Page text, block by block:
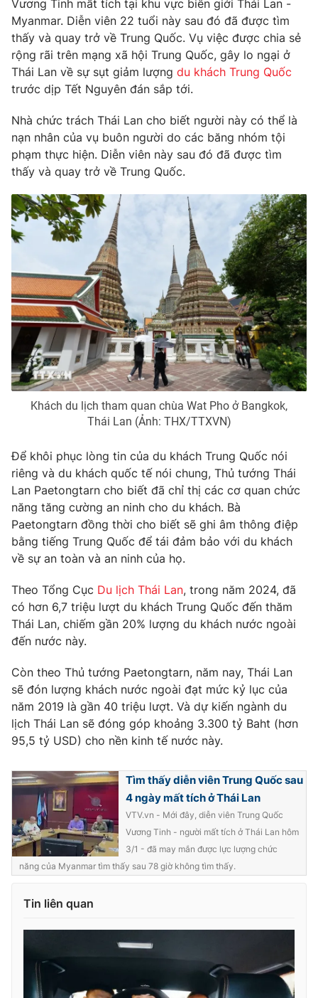
Góc doanh nghiệp
Truyền hình
Phim VTV
Hậu trường
Khán giả
Giải sao mai
Giải trí
Điện ảnh
Âm nhạc
Sao
Đời sống
Du lịch
Làm đẹp
Giáo dục
Tuyển sinh
Học trực tuyến
Công nghệ
Hitech Công nghệ tương lai
Sản phẩm
Thị trường
Tư vấn
Giao lưu trực tuyến
Lịch phát sóng
Chuyên mục khác
Emagazine Podcast
Photo Infographic
Shorts video
VTV Money VTV Thể thao
VTV Sức khoẻ Bất động sản
Thị trường 24h Tấm lòng Việt
VTV4 Vươn mình bằng AI
VTV9 VTV8
Liên hệ tòa soạn English
THỜI BÁO VTV
Theo dõi báo trên
Cơ quan chủ quản:Đài Truyền hình Việt Nam
Cơ quan báo chí:Thời báo VTV
Giấy phép hoạt động báo in và báo điện tử số 483/GP-BTTTT
cấp ngày 29/12/2023
Tổng Biên tập:Vũ Thanh Thủy
Nguyễn Thị Mỹ Hạnh, Phạm Quốc Thắng,
Nguyễn Trọng Ninh
Tổng đài VTV: 024.38 355 931 - 024.38 355 932
Vương Tinh mất tích tại khu vực biên giới Thái Lan -
Myanmar. Diễn viên 22 tuổi này sau đó đã được tìm
thấy và quay trở về Trung Quốc. Vụ việc được chia sẻ
rộng rãi trên mạng xã hội Trung Quốc, gây lo ngại ở
Thái Lan về sự sụt giảm lượng du khách Trung Quốc
trước dịp Tết Nguyên đán sắp tới.
Nhà chức trách Thái Lan cho biết người này có thể là
nạn nhân của vụ buôn người do các băng nhóm tội
phạm thực hiện. Diễn viên này sau đó đã được tìm
thấy và quay trở về Trung Quốc.
Khách du lịch tham quan chùa Wat Pho ở Bangkok,
Thái Lan (Ảnh: THX/TTXVN)
Để khôi phục lòng tin của du khách Trung Quốc nói
riêng và du khách quốc tế nói chung, Thủ tướng Thái
Lan Paetongtarn cho biết đã chỉ thị các cơ quan chức
năng tăng cường an ninh cho du khách. Bà
Paetongtarn đồng thời cho biết sẽ ghi âm thông điệp
bằng tiếng Trung Quốc để tái đảm bảo với du khách
về sự an toàn và an ninh của họ.
Theo Tổng Cục Du lịch Thái Lan, trong năm 2024, đã
có hơn 6,7 triệu lượt du khách Trung Quốc đến thăm
Thái Lan, chiếm gần 20% lượng du khách nước ngoài
đến nước này.
Còn theo Thủ tướng Paetongtarn, năm nay, Thái Lan
sẽ đón lượng khách nước ngoài đạt mức kỷ lục của
năm 2019 là gần 40 triệu lượt. Và dự kiến ngành du
lịch Thái Lan sẽ đóng góp khoảng 3.300 tỷ Baht (hơn
95,5 tỷ USD) cho nền kinh tế nước này.
Tìm thấy diễn viên Trung Quốc sau
4 ngày mất tích ở Thái Lan
VTV.vn - Mới đây, diễn viên Trung Quốc
Vương Tinh - người mất tích ở Thái Lan hôm
3/1 - đã may mắn được lực lượng chức
năng của Myanmar tìm thấy sau 78 giờ không tìm thấy.
Tin liên quan